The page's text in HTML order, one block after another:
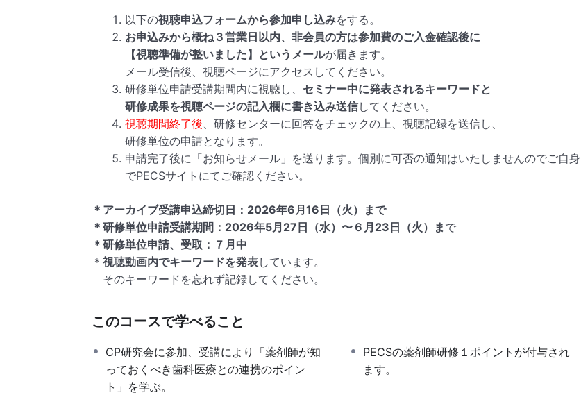
以下の視聴申込フォームから参加申し込みをする。
お申込みから概ね３営業日以内、非会員の方は参加費のご入金確認後に
【視聴準備が整いました】というメールが届きます。
メール受信後、視聴ページにアクセスしてください。
研修単位申請受講期間内に視聴し、 セミナー中に発表されるキーワードと
研修成果を視聴ページの記入欄に書き込み送信してください。
視聴期間終了後 、研修センターに回答をチェックの上、視聴記録を送信し、
研修単位の申請となります。
申請完了後に「お知らせメール」を送ります。個別に可否の通知はいたしませんのでご自身
でPECSサイトにてご確認ください。
＊アーカイブ受講申込締切日：2026年6月16日（火）まで
＊研修単位申請受講期間：2026年5月27日（水）〜６月23日（火）ま で
＊研修単位申請、受取：７月中
＊ 視聴動画内でキーワードを発表しています。
そのキーワードを忘れず記録してください。
このコースで学べること
CP研究会に参加、受講により「薬剤師が知
っておくべき歯科医療との連携のポイン
ト」を学ぶ。
PECSの薬剤師研修１ポイントが付与され
ます。